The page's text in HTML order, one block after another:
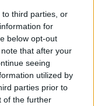
third parties, or
for
below opt-out
that after your
seeing
utilized by
parties prior to
of the further